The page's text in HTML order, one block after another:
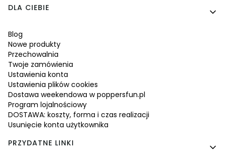
Linki w stopce
DLA CIEBIE
Blog
Nowe produkty
Przechowalnia
Twoje zamówienia
Ustawienia konta
Ustawienia plików cookies
Dostawa weekendowa w poppersfun.pl
Program lojalnościowy
DOSTAWA: koszty, forma i czas realizacji
Usunięcie konta użytkownika
PRZYDATNE LINKI